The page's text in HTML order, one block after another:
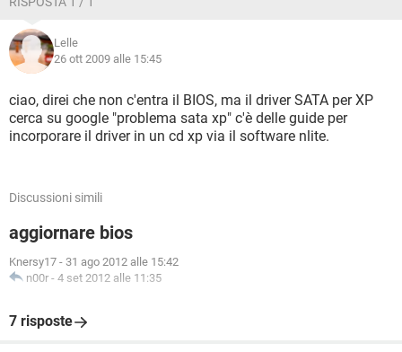
Lelle
26 ott 2009 alle 15:45
ciao, direi che non c'entra il BIOS, ma il driver SATA per XP
cerca su google "problema sata xp" c'è delle guide per
incorporare il driver in un cd xp via il software nlite.
Discussioni simili
aggiornare bios
Knersy17 - 31 ago 2012 alle 15:42
n00r - 4 set 2012 alle 11:35
7 risposte